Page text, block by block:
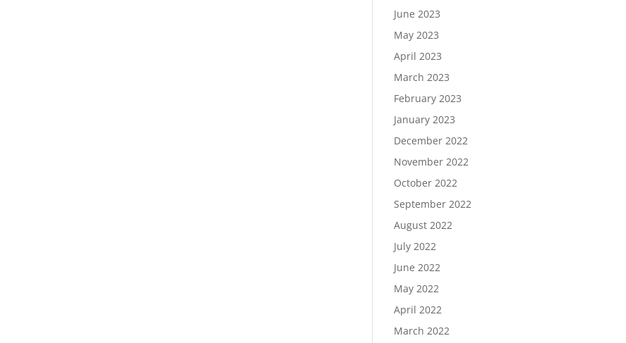
June 2023
May 2023
April 2023
March 2023
February 2023
January 2023
December 2022
November 2022
October 2022
September 2022
August 2022
July 2022
June 2022
May 2022
April 2022
March 2022